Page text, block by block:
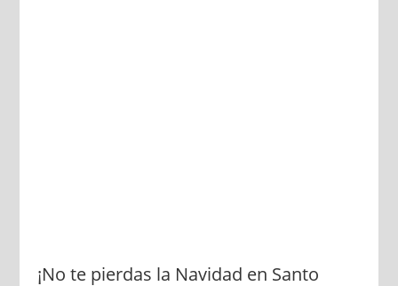
¡No te pierdas la Navidad en Santo